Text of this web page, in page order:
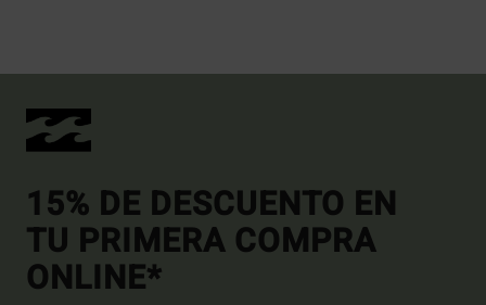
15% DE DESCUENTO EN
TU PRIMERA COMPRA
ONLINE*